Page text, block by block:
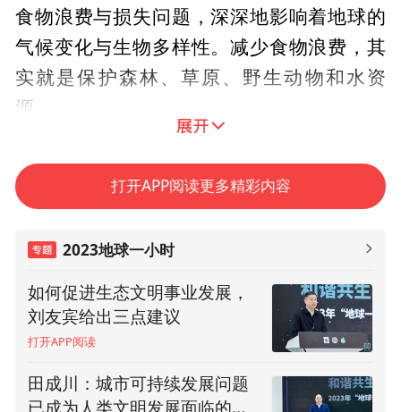
食物浪费与损失问题，深深地影响着地球的
气候变化与生物多样性。减少食物浪费，其
实就是保护森林、草原、野生动物和水资
源。
食物浪费是国际社会高度关注的全球性问
题。为了应对食物损失和浪费的挑战，
联合
出：“到2030年，将零售和消费环节的全球
人均粮食浪费减半，减少生产和供应环节的
粮食损失，包括收获后的损失。”
打开APP阅读更多精彩内容
2023地球一小时
如何促进生态文明事业发展，
刘友宾给出三点建议
打开APP阅读
田成川：城市可持续发展问题
尹荣尧：昆山为高强度开发地
区保护好生态环境做出了示范
打开APP阅读
唐晓东：昆山是全国第一个